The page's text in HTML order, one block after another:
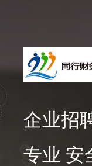
企业招
专业 安